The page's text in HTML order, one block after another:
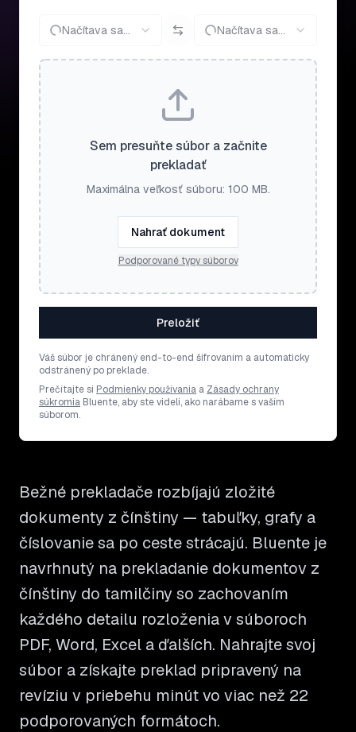
Načítava sa... Načítava sa...
Sem presuňte súbor a začnite
prekladať
Maximálna veľkosť súboru: 100 MB.
Nahrať dokument
Podporované typy súborov
Preložiť
Váš súbor je chránený end-to-end šifrovaním a automaticky
odstránený po preklade.
Prečítajte si Podmienky používania a Zásady ochrany
súkromia Bluente, aby ste videli, ako narábame s vaším
súborom.
Bežné prekladače rozbíjajú zložité
dokumenty z čínštiny — tabuľky, grafy a
číslovanie sa po ceste strácajú. Bluente je
navrhnutý na prekladanie dokumentov z
čínštiny do tamilčiny so zachovaním
každého detailu rozloženia v súboroch
PDF, Word, Excel a ďalších. Nahrajte svoj
súbor a získajte preklad pripravený na
revíziu v priebehu minút vo viac než 22
podporovaných formátoch.